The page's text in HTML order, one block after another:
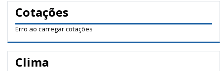
Cotações
Erro ao carregar cotações
Clima